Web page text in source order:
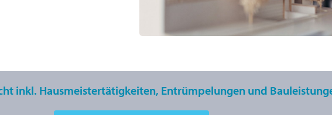
inkl. Hausmeistertätigkeiten, Entrümpelungen und